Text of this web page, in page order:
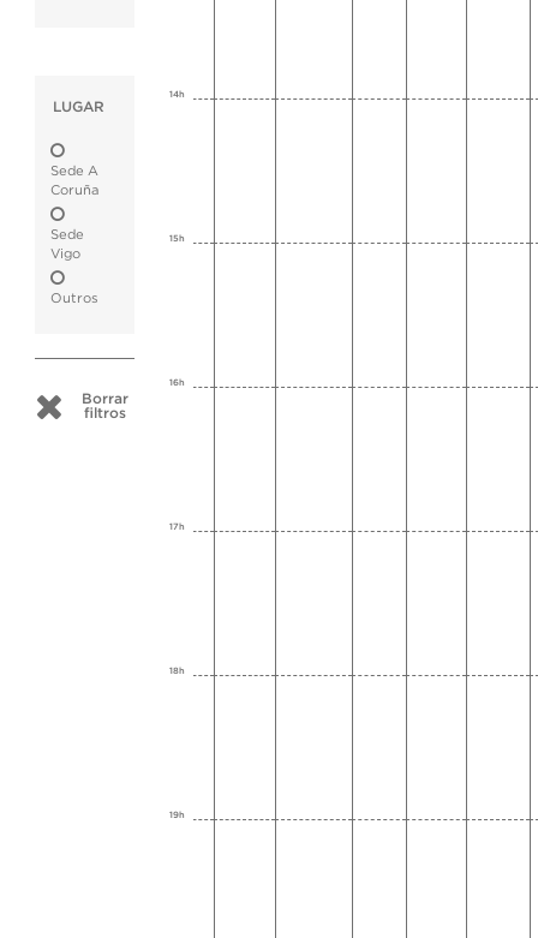
LUGAR
Sede A
Coruña
Sede
Vigo
Outros
Borrar
filtros
14h
15h
16h
17h
18h
19h